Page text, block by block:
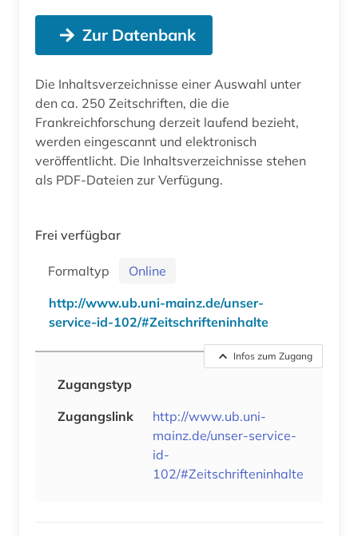
Zur Datenbank
Die Inhaltsverzeichnisse einer Auswahl unter
den ca. 250 Zeitschriften, die die
Frankreichforschung derzeit laufend bezieht,
werden eingescannt und elektronisch
veröffentlicht. Die Inhaltsverzeichnisse stehen
als PDF-Dateien zur Verfügung.
Frei verfügbar
Formaltyp
Online
http://www.ub.uni-mainz.de/unser-
service-id-102/#Zeitschrifteninhalte
Infos zum Zugang
Zugangstyp
Zugangslink
http://www.ub.uni-
mainz.de/unser-service-
id-
102/#Zeitschrifteninhalte